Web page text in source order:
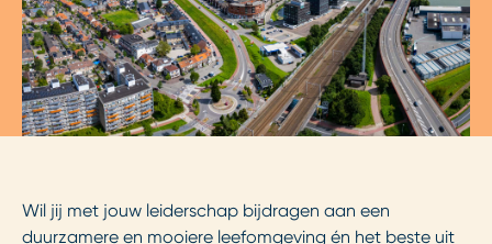
Wil jij met jouw leiderschap bijdragen aan een
duurzamere en mooiere leefomgeving én het beste uit